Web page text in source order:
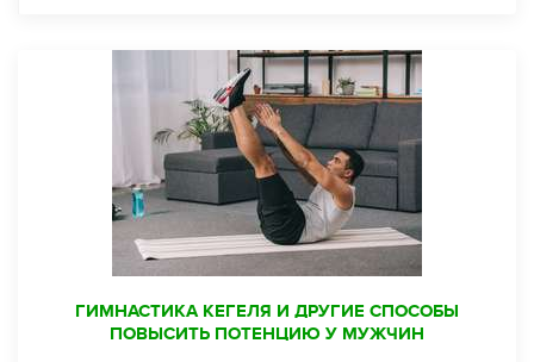
ГИМНАСТИКА КЕГЕЛЯ И ДРУГИЕ СПОСОБЫ
ПОВЫСИТЬ ПОТЕНЦИЮ У МУЖЧИН